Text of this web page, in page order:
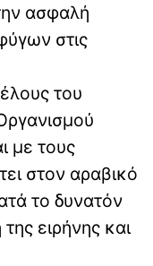
ασφαλή
στις
του
με τους
στον αραβικό
το δυνατόν
ειρήνης και